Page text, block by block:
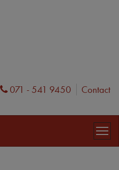
Phone
071 - 541 9450
Contact